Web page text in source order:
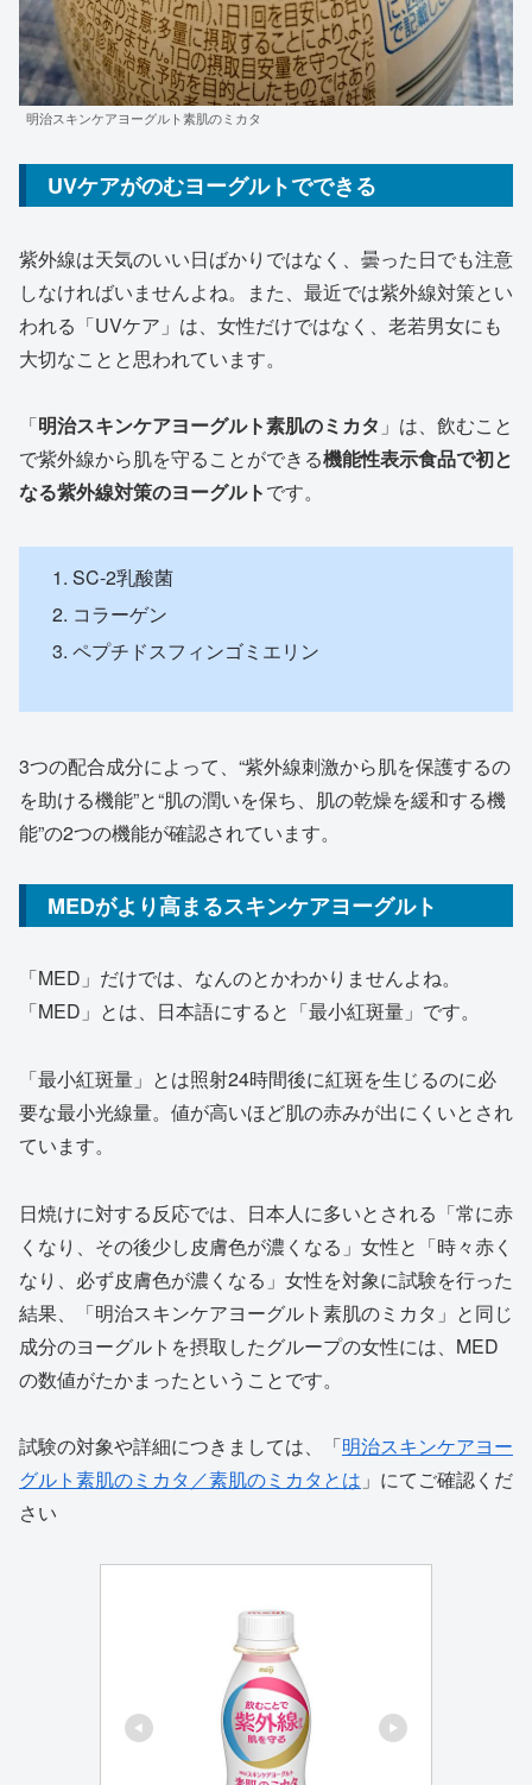
明治スキンケアヨーグルト素肌のミカタ
UVケアがのむヨーグルトでできる
紫外線は天気のいい日ばかりではなく、曇った日でも注意
しなければいませんよね。また、最近では紫外線対策とい
われる「UVケア」は、女性だけではなく、老若男女にも
大切なことと思われています。
「明治スキンケアヨーグルト素肌のミカタ 」は、飲むこと
で紫外線から肌を守ることができる機能性表示食品で初と
なる紫外線対策のヨーグルトです。
SC-2乳酸菌
コラーゲン
ペプチドスフィンゴミエリン
3つの配合成分によって、“紫外線刺激から肌を保護するの
を助ける機能”と“肌の潤いを保ち、肌の乾燥を緩和する機
能”の2つの機能が確認されています。
MEDがより高まるスキンケアヨーグルト
「MED」だけでは、なんのとかわかりませんよね。
「MED」とは、日本語にすると「最小紅斑量」です。
「最小紅斑量」とは照射24時間後に紅斑を生じるのに必
要な最小光線量。値が高いほど肌の赤みが出にくいとされ
ています。
日焼けに対する反応では、日本人に多いとされる「常に赤
くなり、その後少し皮膚色が濃くなる」女性と「時々赤く
なり、必ず皮膚色が濃くなる」女性を対象に試験を行った
結果、「明治スキンケアヨーグルト素肌のミカタ」と同じ
成分のヨーグルトを摂取したグループの女性には、MED
の数値がたかまったということです。
試験の対象や詳細につきましては、「明治スキンケアヨー
グルト素肌のミカタ／素肌のミカタとは 」にてご確認くだ
さい